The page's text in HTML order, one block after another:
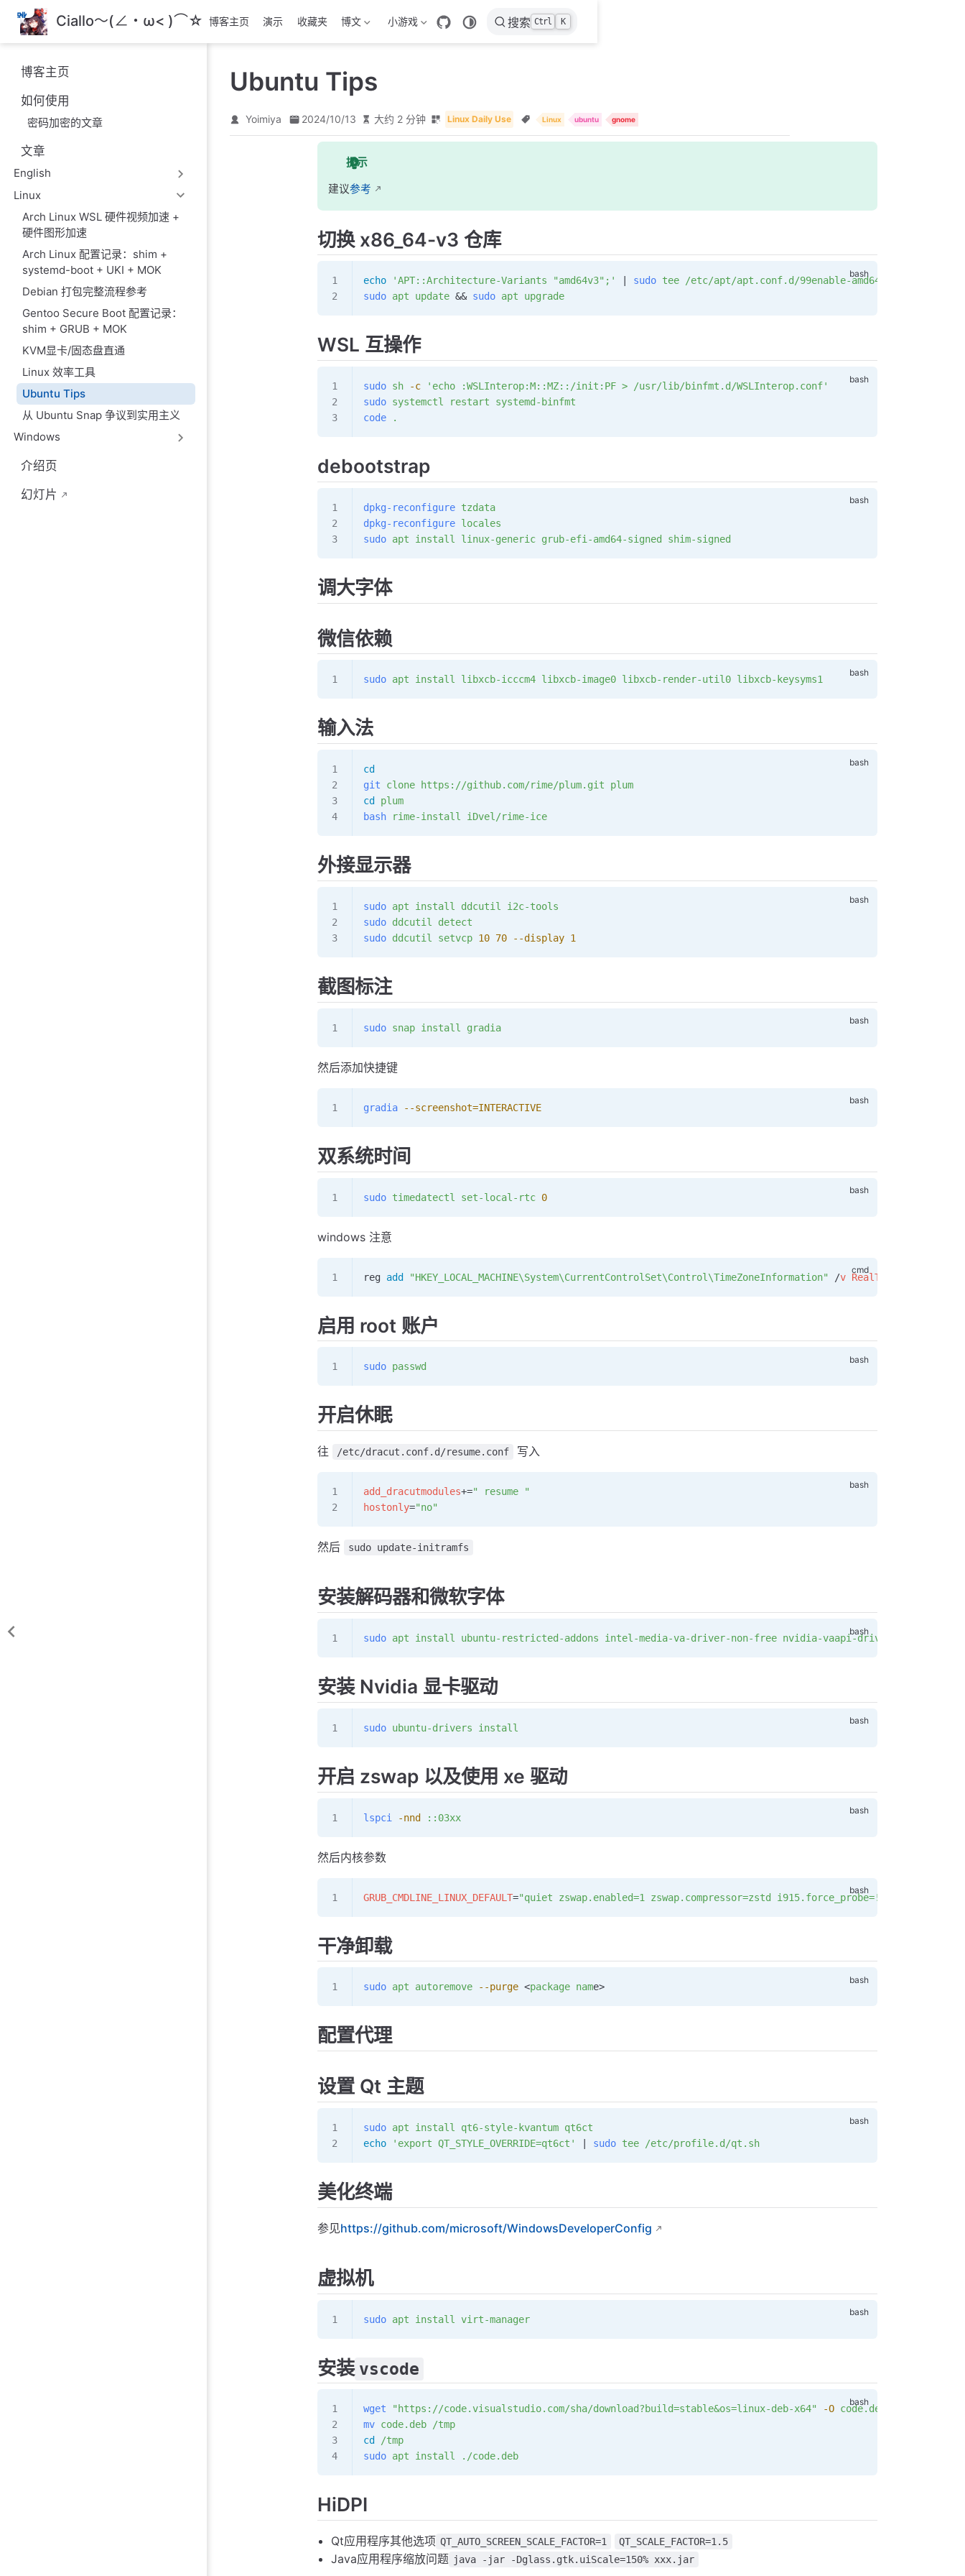
跳
至
主
要
內
容
Ciallo～(∠・ω< )⌒☆ 博客主页 演示 收藏夹 博文 小游戏 搜索 Ctrl K
博客主页
如何使用
密码加密的文章
文章
English
Linux
Arch Linux WSL 硬件视频加速 +
硬件图形加速
Arch Linux 配置记录：shim +
systemd-boot + UKI + MOK
Debian 打包完整流程参考
Gentoo Secure Boot 配置记录：
shim + GRUB + MOK
KVM显卡/固态盘直通
Linux 效率工具
Ubuntu Tips
从 Ubuntu Snap 争议到实用主义
Windows
介绍页
幻灯片
Ubuntu Tips
Yoimiya 2024/10/13 大约 2 分钟 Linux Daily Use Linux ubuntu gnome
提示
建议参考
切换 x86_64-v3 仓库
echo 'APT::Architecture-Variants "amd64v3";' sudo tee /etc/apt/apt.conf.d/99enable-amd64v3
sudo apt update && sudo apt upgrade
WSL 互操作
sudo sh -c 'echo :WSLInterop:M::MZ::/init:PF > /usr/lib/binfmt.d/WSLInterop.conf'
sudo systemctl restart systemd-binfmt
code .
debootstrap
dpkg-reconfigure tzdata
dpkg-reconfigure locales
sudo apt install linux-generic grub-efi-amd64-signed shim-signed
调大字体
微信依赖
sudo apt install libxcb-icccm4 libxcb-image0 libxcb-render-util0 libxcb-keysyms1
输入法
cd
git clone https://github.com/rime/plum.git plum
cd
plum
bash rime-install iDvel/rime-ice
外接显示器
sudo apt install ddcutil
i2c-tools
sudo ddcutil
detect
sudo ddcutil setvcp 10 70 --display 1
截图标注
sudo snap install gradia
然后添加快捷键
gradia --screenshot=INTERACTIVE
双系统时间
sudo timedatectl set-local-rtc 0
windows 注意
reg add "HKEY_LOCAL_MACHINE\System\CurrentControlSet\Control\TimeZoneInformation" /v RealTimeIsUniversal
启用 root 账户
sudo passwd
开启休眠
往 /etc/dracut.conf.d/resume.conf 写入
add_dracutmodules+=" resume "
hostonly="no"
然后 sudo update-initramfs
安装解码器和微软字体
sudo apt install ubuntu-restricted-addons intel-media-va-driver-non-free nvidia-vaapi-driver
安装 Nvidia 显卡驱动
sudo ubuntu-drivers install
开启 zswap 以及使用 xe 驱动
lspci -nnd ::03xx
然后内核参数
GRUB_CMDLINE_LINUX_DEFAULT="quiet zswap.enabled=1 zswap.compressor=zstd i915.force_probe=!a7a0
干净卸载
sudo apt autoremove --purge <package name>
配置代理
设置 Qt 主题
sudo apt install qt6-style-kvantum qt6ct
echo 'export QT_STYLE_OVERRIDE=qt6ct' sudo tee /etc/profile.d/qt.sh
美化终端
参见https://github.com/microsoft/WindowsDeveloperConfig
虚拟机
sudo apt install virt-manager
安装 vscode
wget "https://code.visualstudio.com/sha/download?build=stable&os=linux-deb-x64" -O code.deb
mv code.deb /tmp
cd
/tmp
sudo apt install ./code.deb
HiDPI
Qt应用程序其他选项 QT_AUTO_SCREEN_SCALE_FACTOR=1 QT_SCALE_FACTOR=1.5
Java应用程序缩放问题 java -jar -Dglass.gtk.uiScale=150% xxx.jar